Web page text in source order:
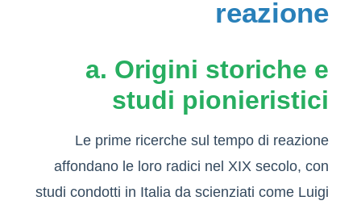
reazione
a. Origini storiche e
studi pionieristici
Le prime ricerche sul tempo di reazione
affondano le loro radici nel XIX secolo, con
studi condotti in Italia da scienziati come Luigi